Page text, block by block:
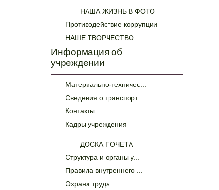
НАША ЖИЗНЬ В ФОТО
Противодействие коррупции
НАШЕ ТВОРЧЕСТВО
Информация об
учреждении
Материально-техничес...
Сведения о транспорт...
Контакты
Кадры учреждения
ДОСКА ПОЧЕТА
Структура и органы у...
Правила внутреннего ...
Охрана труда